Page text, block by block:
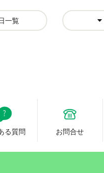
一覧
る質問 お問合せ